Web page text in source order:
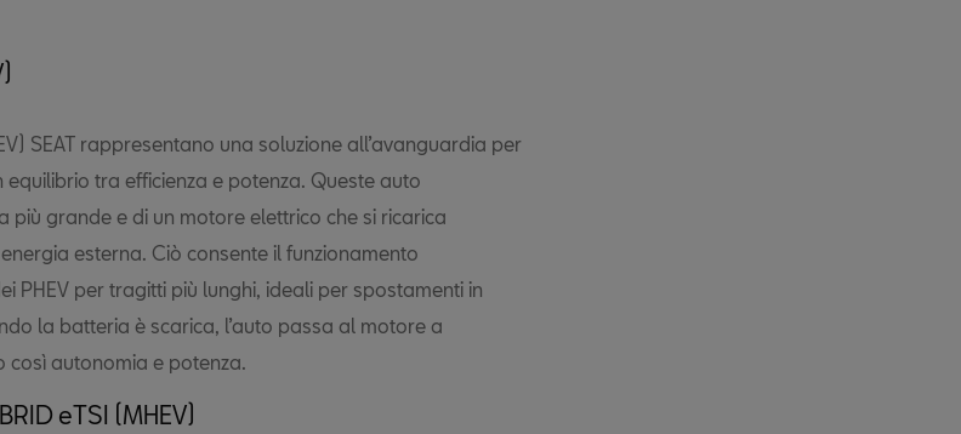
SEAT rappresentano una soluzione all’avanguardia per
tra efficienza e potenza. Queste auto
più grande e di un motore elettrico che si ricarica
esterna. Ciò consente il funzionamento
PHEV per tragitti più lunghi, ideali per spostamenti in
la batteria è scarica, l’auto passa al motore a
autonomia e potenza.
eTSI (MHEV)